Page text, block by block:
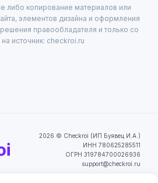
либо копирование материалов или
элементов дизайна и оформления
правообладателя и только со
источник: checkroi.ru
2026 © Checkroi (ИП Буявец И.А.)
ИНН 780625285511
ОГРН 319784700026936
support@checkroi.ru